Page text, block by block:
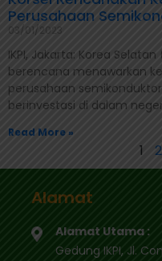
Perusahaan
03/01/2023
IKPI, Jakarta: Korea
berencana menawarkan
perusahaan
berinvestasi di dalam
Read More »
1 2
Alamat
Alamat Utama :
Gedung IKPI, Jl.